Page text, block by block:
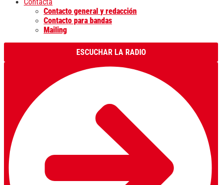
Contacto general y redacción
Contacto para bandas
Mailing
ESCUCHAR LA RADIO